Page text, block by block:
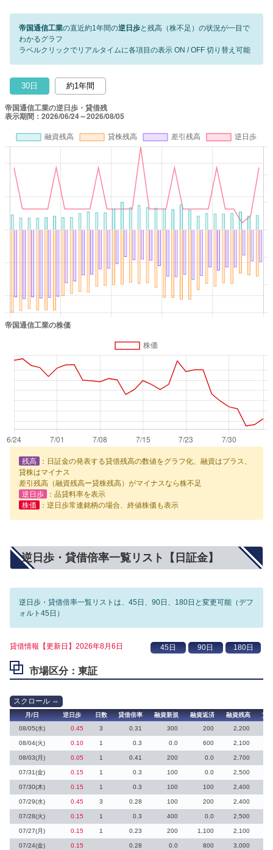
帝国通信工業の直近約1年間の逆日歩と残高（株不足）の状況が一目で
わかるグラフ
ラベルクリックでリアルタイムに各項目の表示 ON / OFF 切り替え可能
30日 約1年間
残高
：日証金の発表する貸借残高の数値をグラフ化、融資はプラス、
貸株はマイナス
差引残高（融資残高ー貸株残高）がマイナスなら株不足
逆日歩
：品貸料率を表示
株価
：逆日歩常連銘柄の場合、終値株価も表示
逆日歩・貸借倍率一覧リスト【日証金】
逆日歩・貸借倍率一覧リストは、45日、90日、180日と変更可能（デフ
ォルト45日）
貸借情報【更新日】2026年8月6日
市場区分：東証
月/日 逆日歩 日数 貸借倍率 融資新規 融資返済 融資残高
貸
08/05(水)
0.45 3 0.31 300 200 2,200
08/04(火) 0.10 1 0.3 0.0 600 2,100
08/03(月) 0.05 1 0.41 200 0.0 2,700
07/31(金) 0.15 1 0.3 100 0.0 2,500
07/30(木) 0.15 1 0.3 100 100 2,400
07/29(水) 0.45 3 0.28 100 200 2,400
07/28(火) 0.15 1 0.3 400 0.0 2,500
07/27(月) 0.15 1 0.23 200 1,100 2,100
07/24(金) 0.15 0.28 0.0 800 3,000